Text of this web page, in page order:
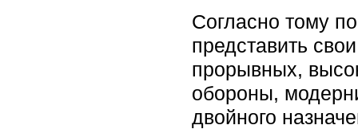
Согласно тому
представить
прорывных,
обороны,
двойного